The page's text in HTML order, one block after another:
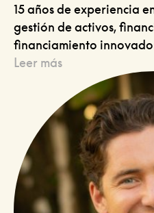
15 años de experiencia
gestión de activos,
financiamiento
Leer más